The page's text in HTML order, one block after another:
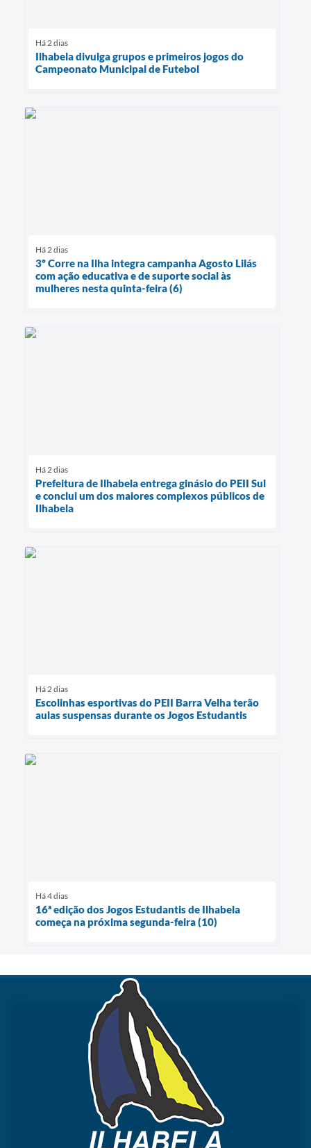
Há 2 dias
Ilhabela divulga grupos e primeiros jogos do
Campeonato Municipal de Futebol
Há 2 dias
3º Corre na Ilha integra campanha Agosto Lilás
com ação educativa e de suporte social às
mulheres nesta quinta-feira (6)
Há 2 dias
Prefeitura de Ilhabela entrega ginásio do PEII Sul
e conclui um dos maiores complexos públicos de
Ilhabela
Há 2 dias
Escolinhas esportivas do PEII Barra Velha terão
aulas suspensas durante os Jogos Estudantis
Há 4 dias
16ª edição dos Jogos Estudantis de Ilhabela
começa na próxima segunda-feira (10)